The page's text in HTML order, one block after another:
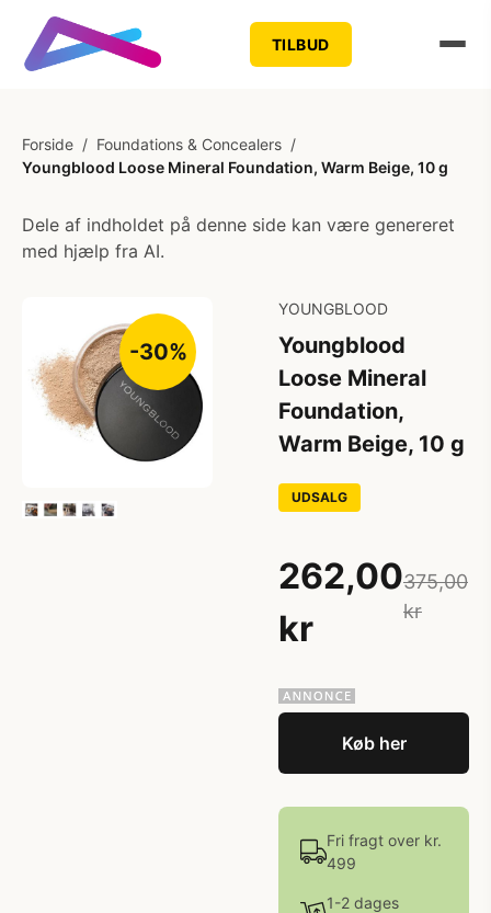
TILBUD
Forside / Foundations & Concealers /
Youngblood Loose Mineral Foundation, Warm Beige, 10 g
Dele af indholdet på denne side kan være genereret
med hjælp fra AI.
-30%
YOUNGBLOOD
Youngblood
Loose Mineral
Foundation,
Warm Beige, 10 g
UDSALG
262,00
kr
375,00
kr
Køb her
Fri fragt over kr.
499
1-2 dages